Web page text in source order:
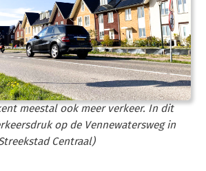
meestal ook meer verkeer. In dit
op de Vennewatersweg in
Centraal)